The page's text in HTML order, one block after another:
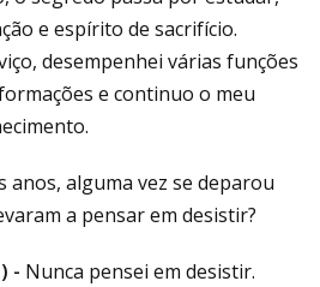
e espírito de sacrifício.
desempenhei várias funções
e continuo o meu
anos, alguma vez se deparou
a pensar em desistir?
- Nunca pensei em desistir.